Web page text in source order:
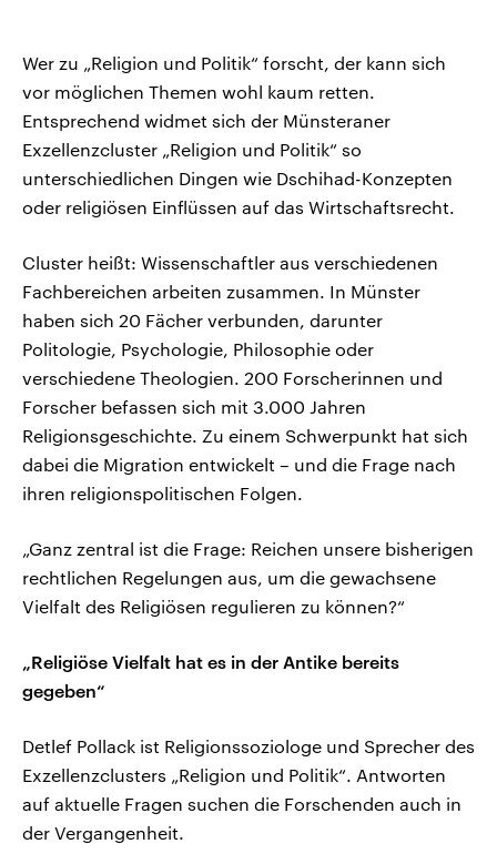
Wer zu „Religion und Politik“ forscht, der kann sich
vor möglichen Themen wohl kaum retten.
Entsprechend widmet sich der Münsteraner
Exzellenzcluster „Religion und Politik“ so
unterschiedlichen Dingen wie Dschihad-Konzepten
oder religiösen Einflüssen auf das Wirtschaftsrecht.
Cluster heißt: Wissenschaftler aus verschiedenen
Fachbereichen arbeiten zusammen. In Münster
haben sich 20 Fächer verbunden, darunter
Politologie, Psychologie, Philosophie oder
verschiedene Theologien. 200 Forscherinnen und
Forscher befassen sich mit 3.000 Jahren
Religionsgeschichte. Zu einem Schwerpunkt hat sich
dabei die Migration entwickelt – und die Frage nach
ihren religionspolitischen Folgen.
„Ganz zentral ist die Frage: Reichen unsere bisherigen
rechtlichen Regelungen aus, um die gewachsene
Vielfalt des Religiösen regulieren zu können?“
„Religiöse Vielfalt hat es in der Antike bereits
gegeben“
Detlef Pollack ist Religionssoziologe und Sprecher des
Exzellenzclusters „Religion und Politik“. Antworten
auf aktuelle Fragen suchen die Forschenden auch in
der Vergangenheit.